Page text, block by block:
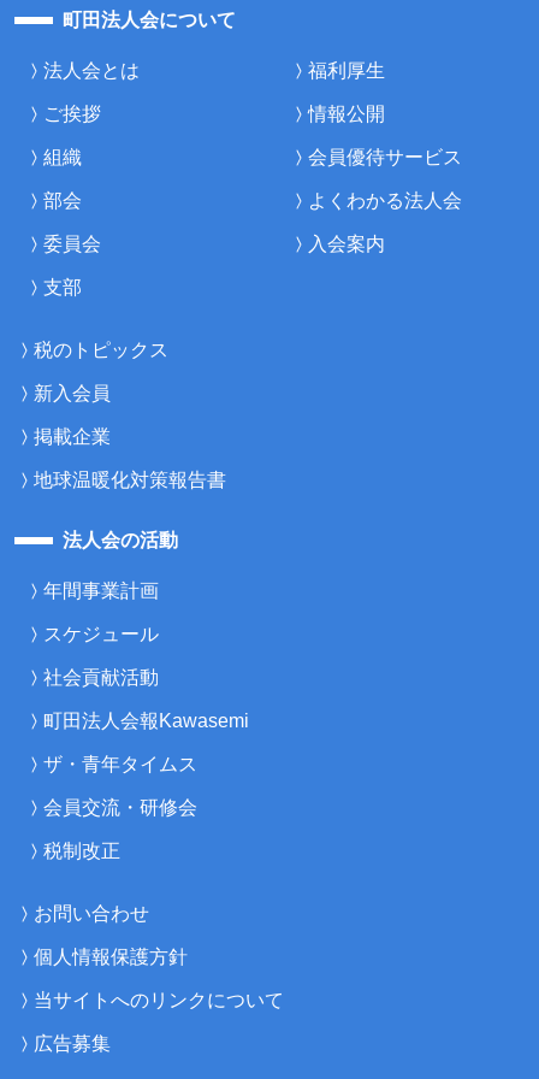
町田法人会について
法人会とは
ご挨拶
組織
部会
委員会
支部
福利厚生
情報公開
会員優待サービス
よくわかる法人会
入会案内
税のトピックス
新入会員
掲載企業
地球温暖化対策報告書
法人会の活動
年間事業計画
スケジュール
社会貢献活動
町田法人会報Kawasemi
ザ・青年タイムス
会員交流・研修会
税制改正
お問い合わせ
個人情報保護方針
当サイトへのリンクについて
広告募集